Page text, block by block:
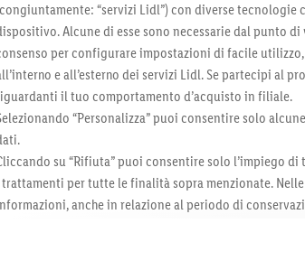
Tutti i prezzi senza decorazioni. I prodotti qui
“servizi Lidl”) con diverse
Alcune di esse sono necessarie dal punto
per configurare impostazioni di facile
e all’esterno dei servizi Lidl. Se partecipi al
il tuo comportamento d’acquisto in filiale.
“Personalizza” puoi consentire solo
su “Rifiuta” puoi consentire solo l’impiego
per tutte le finalità sopra menzionate.
anche in relazione al periodo di